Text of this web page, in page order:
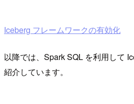
Iceberg フレームワークの有効化
以降では、Spark SQL を利用して
紹介しています。